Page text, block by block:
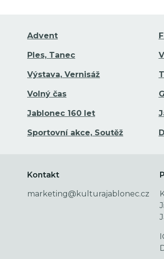
Advent
Ples, Tanec
Výstava, Vernisáž
Volný čas
Jablonec 160 let
Sportovní akce, Soutěž
Kontakt
marketing@kulturajablonec.cz